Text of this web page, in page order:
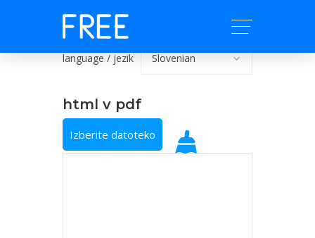
language / jezik
html v pdf
Izberite datoteko